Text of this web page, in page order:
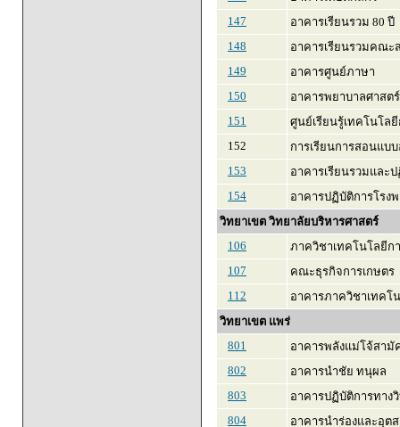
147
อาคารเรียนรวม 80 ปี
148
อาคารเรียนรวมคณะ
149
อาคารศูนย์ภาษา
150
อาคารพยาบาลศาสตร์
151
ศูนย์เรียนรู้เทคโนโล
152
การเรียนการสอนแบ
153
อาคารเรียนรวมและ
154
อาคารปฏิบัติการโรง
วิทยาเขต วิทยาลัยบริหารศาสตร์
106
ภาควิชาเทคโนโลยีก
107
คณะธุรกิจการเกษตร
112
อาคารภาควิชาเทคโ
วิทยาเขต แพร่
801
อาคารพลังแม่โจ้สามั
802
อาคารนำชัย ทนุผล
803
อาคารปฏิบัติการทาง
804
อาคารนำร่องและอุต